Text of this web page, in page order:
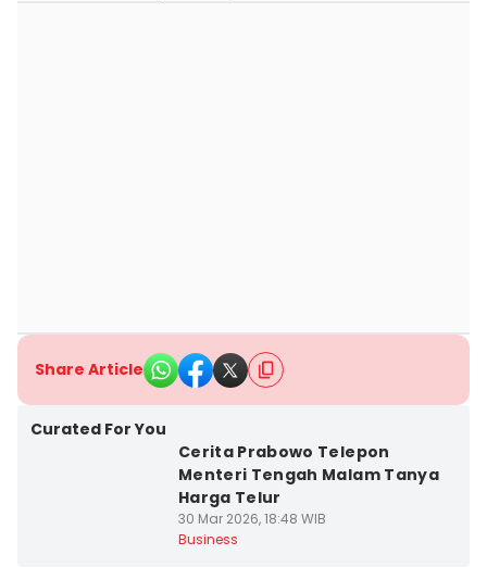
Share Article
Curated For You
Cerita Prabowo Telepon
Menteri Tengah Malam Tanya
Harga Telur
30 Mar 2026, 18:48 WIB
Business